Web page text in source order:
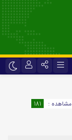
مشاهده : 181